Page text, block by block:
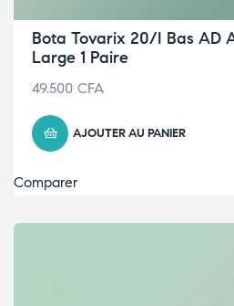
Bota Tovarix 20/I Bas AD
Large 1 Paire
49.500 CFA
AJOUTER AU PANIER
Comparer